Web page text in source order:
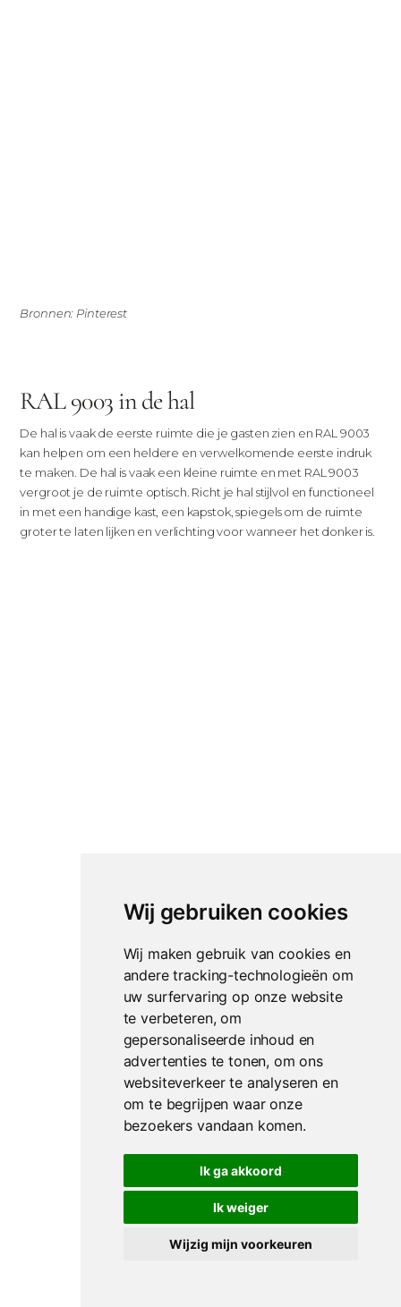
Wij gebruiken cookies
Wij maken gebruik van cookies en
andere tracking-technologieën om
uw surfervaring op onze website
te verbeteren, om
gepersonaliseerde inhoud en
advertenties te tonen, om ons
websiteverkeer te analyseren en
om te begrijpen waar onze
bezoekers vandaan komen.
Ik ga akkoord
Ik weiger
Wijzig mijn voorkeuren
Bronnen: Pinterest
RAL 9003 in de hal
De hal is vaak de eerste ruimte die je gasten zien en RAL 9003
kan helpen om een heldere en verwelkomende eerste indruk
te maken. De hal is vaak een kleine ruimte en met RAL 9003
vergroot je de ruimte optisch. Richt je hal stijlvol en functioneel
in met een handige kast, een kapstok, spiegels om de ruimte
groter te laten lijken en verlichting voor wanneer het donker is.